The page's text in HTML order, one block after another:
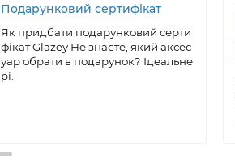
Подарунковий сертифікат
Як придбати подарунковий серти
фікат Glazey Не знаєте, який аксес
уар обрати в подарунок? Ідеальне
рі..